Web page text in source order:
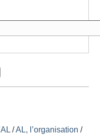
/AL, l’organisation /